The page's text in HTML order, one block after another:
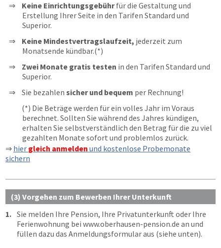
Keine Einrichtungsgebührfür die Gestaltung und
Erstellung Ihrer Seite in den Tarifen Standard und
Superior.
Keine Mindestvertragslaufzeit, jederzeit zum
Monatsende kündbar.(*)
Zwei Monate gratis testen in den Tarifen Standard und
Superior.
Sie bezahlen sicher und bequem per Rechnung!
(*) Die Beträge werden für ein volles Jahr im Voraus
berechnet. Sollten Sie während des Jahres kündigen,
erhalten Sie selbstverständlich den Betrag für die zu viel
gezahlten Monate sofort und problemlos zurück.
⇒ hier gleich anmelden und kostenlose Probemonate
sichern
(3) Vorgehen zum Bewerben Ihrer Unterkunft
1. Sie melden Ihre Pension, Ihre Privatunterkunft oder Ihre
Ferienwohnung bei www.oberhausen-pension.de an und
füllen dazu das Anmeldungsformular aus (siehe unten).